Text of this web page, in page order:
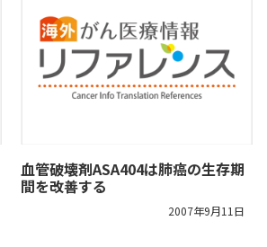
血管破壊剤ASA404は肺癌の生存期
間を改善する
2007年9月11日